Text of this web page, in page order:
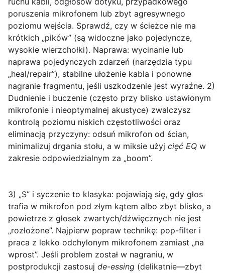
poruszenia mikrofonem lub zbyt agresywnego
poziomu wejścia. Sprawdź, czy w ścieżce nie ma
krótkich „pików” (są widoczne jako pojedyncze,
wysokie wierzchołki). Naprawa: wycinanie lub
naprawa pojedynczych zdarzeń (narzędzia typu
„heal/repair”), stabilne ułożenie kabla i ponowne
nagranie fragmentu, jeśli uszkodzenie jest wyraźne. 2)
Dudnienie i buczenie (często przy blisko ustawionym
mikrofonie i nieoptymalnej akustyce) zwalczysz
kontrolą poziomu niskich częstotliwości oraz
eliminacją przyczyny: odsuń mikrofon od ścian,
minimalizuj drgania stołu, a w miksie użyj cięć EQ w
zakresie odpowiedzialnym za „boom”.
3) „S” i syczenie to klasyka: pojawiają się, gdy głos
trafia w mikrofon pod złym kątem albo zbyt blisko, a
powietrze z głosek zwartych/dźwięcznych nie jest
„rozłożone”. Najpierw popraw technikę: pop-filter i
praca z lekko odchylonym mikrofonem zamiast „na
wprost”. Jeśli problem został w nagraniu, w
postprodukcji zastosuj de-essing (delikatnie—zbyt